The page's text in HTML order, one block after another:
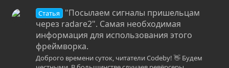
Статья
"Посылаем сигналы пришельцам
через radare2". Самая необходимая
информация для использования этого
фреймворка.
Доброго времени суток, читатели Codeby! 👋 Будем